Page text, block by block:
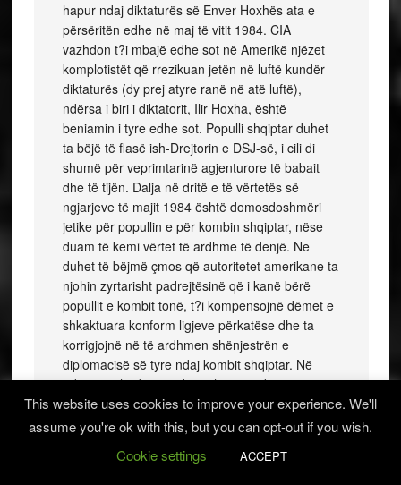
hapur ndaj diktaturës së Enver Hoxhës ata e
përsëritën edhe në maj të vitit 1984. CIA
vazhdon t?i mbajë edhe sot në Amerikë njëzet
komplotistët që rrezikuan jetën në luftë kundër
diktaturës (dy prej atyre ranë në atë luftë),
ndërsa i biri i diktatorit, Ilir Hoxha, është
beniamin i tyre edhe sot. Populli shqiptar duhet
ta bëjë të flasë ish-Drejtorin e DSJ-së, i cili di
shumë për veprimtarinë agjenturore të babait
dhe të tijën. Dalja në dritë e të vërtetës së
ngjarjeve të majit 1984 është domosdoshmëri
jetike për popullin e për kombin shqiptar, nëse
duam të kemi vërtet të ardhme të denjë. Ne
duhet të bëjmë çmos që autoritetet amerikane ta
njohin zyrtarisht padrejtësinë që i kanë bërë
popullit e kombit tonë, t?i kompensojnë dëmet e
shkaktuara konform ligjeve përkatëse dhe ta
korrigjojnë në të ardhmen shënjestrën e
diplomacisë së tyre ndaj kombit shqiptar. Në
arkivin e shërbimit sekret shqiptar ekzistojnë të
gjitha dosjet përkatëse, që mundësojnë
zbardhjen e kësaj çështjeje jetike brenda një
vërtetën. Politikanët e opozitës kosovare janë në
This website uses cookies to improve your experience. We'll
assume you're ok with this, but you can opt-out if you wish.
Cookie settings
ACCEPT